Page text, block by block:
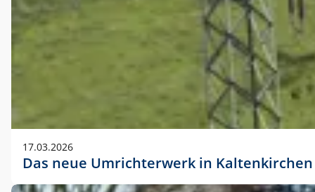
17.03.2026
Das neue Umrichterwerk in Kaltenkirchen